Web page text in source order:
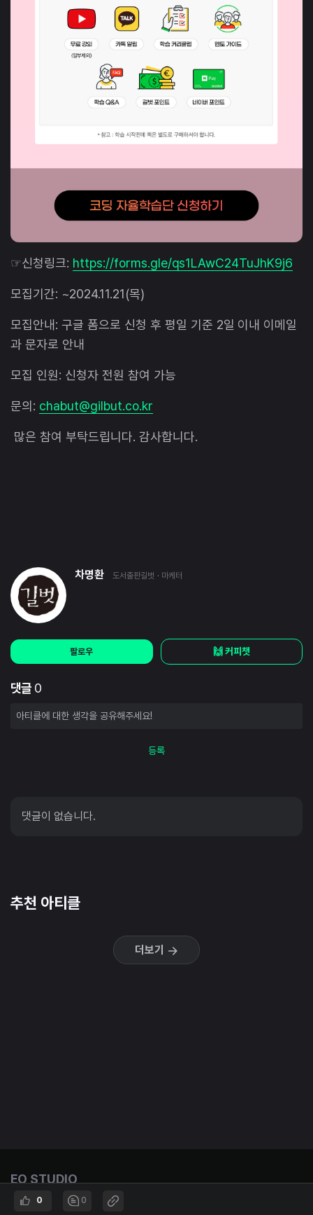
☞신청링크: https://forms.gle/qs1LAwC24TuJhK9j6
모집기간: ~2024.11.21(목)
모집안내: 구글 폼으로 신청 후 평일 기준 2일 이내 이메일
과 문자로 안내
모집 인원: 신청자 전원 참여 가능
문의: chabut@gilbut.co.kr
많은 참여 부탁드립니다. 감사합니다.
차명환 도서출판길벗 · 마케터
팔로우 🙌 커피챗
댓글 0
등록
댓글이 없습니다.
추천 아티클
더보기
0 0
EO STUDIO
Entrepreneurship & Opportunities